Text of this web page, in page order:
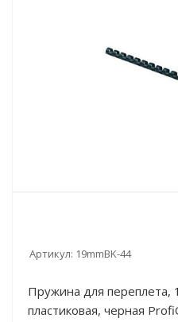
Артикул: 19mmBK-44
Пружина для переплета,
пластиковая, черная